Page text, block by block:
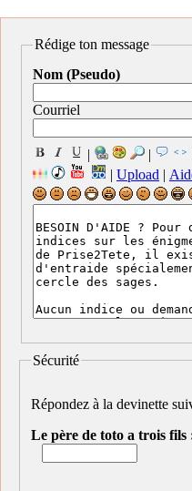
Rédige ton message
Nom (Pseudo)
Courriel
| |
| Upload |
Sécurité
Répondez à la devinette
Le père de toto a trois fils